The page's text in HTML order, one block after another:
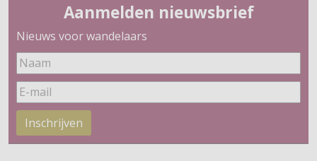
Aanmelden nieuwsbrief
Nieuws voor wandelaars
Inschrijven